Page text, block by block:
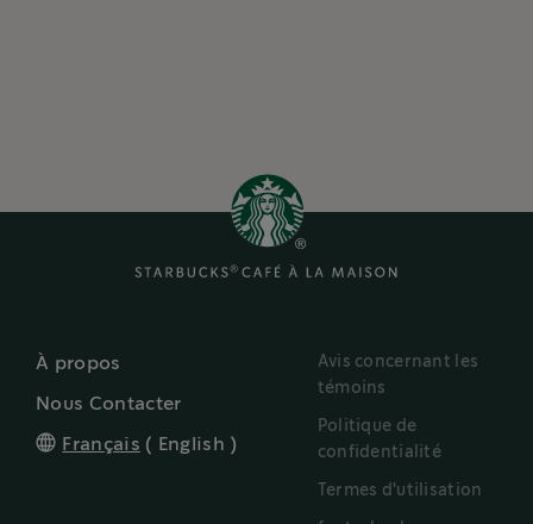
À propos
Nous Contacter
Français ( English )
Avis concernant les
témoins
Politique de
confidentialité
Termes d'utilisation